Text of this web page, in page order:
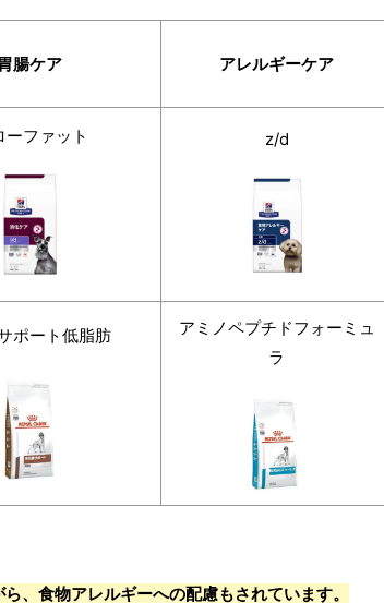
胃腸ケア アレルギーケア
ーファット z/d
ポート低脂肪
アミノペプチドフォーミュ
ラ
、食物アレルギーへの配慮もされています。